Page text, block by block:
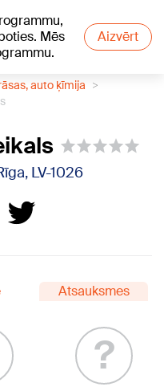
Mēs
Aizvērt
auto ķīmija
LV-1026
Atsauksmes
?